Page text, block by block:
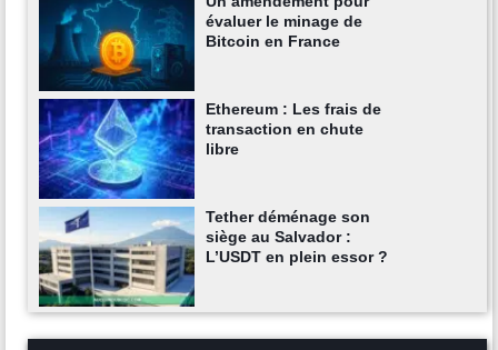
évaluer le minage de
Bitcoin en France
Ethereum : Les frais de
transaction en chute
libre
Tether déménage son
siège au Salvador :
L’USDT en plein essor ?